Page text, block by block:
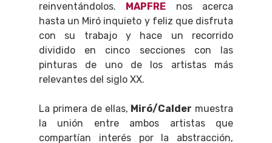
reinventándolos. MAPFRE nos acerca
hasta un Miró inquieto y feliz que disfruta
con su trabajo y hace un recorrido
dividido en cinco secciones con las
pinturas de uno de los artistas más
relevantes del siglo XX.
La primera de ellas, Miró/Calder muestra
la unión entre ambos artistas que
compartían interés por la abstracción,